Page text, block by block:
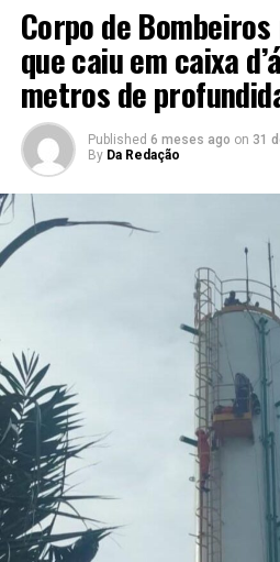
Corpo de
que caiu em caixa
metros de
Published 6 meses ago on 31
By Da Redação